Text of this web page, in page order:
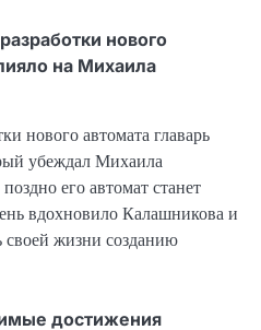
нового
на Михаила
нового автомата главарь
убеждал Михаила
его автомат станет
вдохновило Калашникова и
жизни созданию
достижения